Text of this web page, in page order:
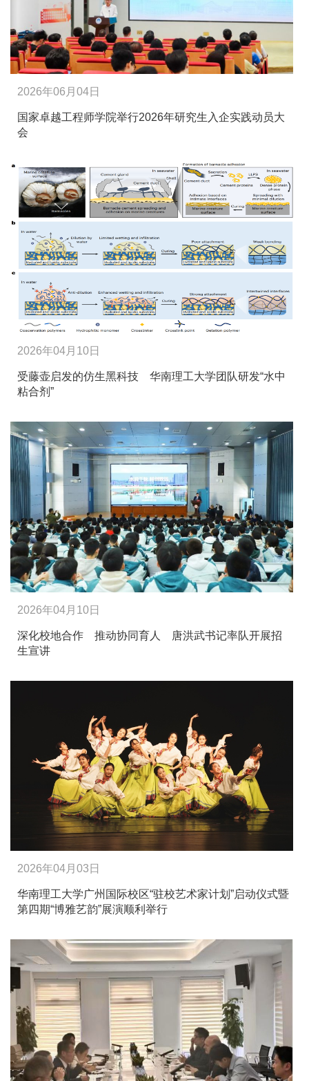
2026年06月04日
国家卓越工程师学院举行2026年研究生入企实践动员大
会
2026年04月10日
受藤壶启发的仿生黑科技 华南理工大学团队研发“水中
粘合剂”
2026年04月10日
深化校地合作 推动协同育人 唐洪武书记率队开展招
生宣讲
2026年04月03日
华南理工大学广州国际校区“驻校艺术家计划”启动仪式暨
第四期“博雅艺韵”展演顺利举行